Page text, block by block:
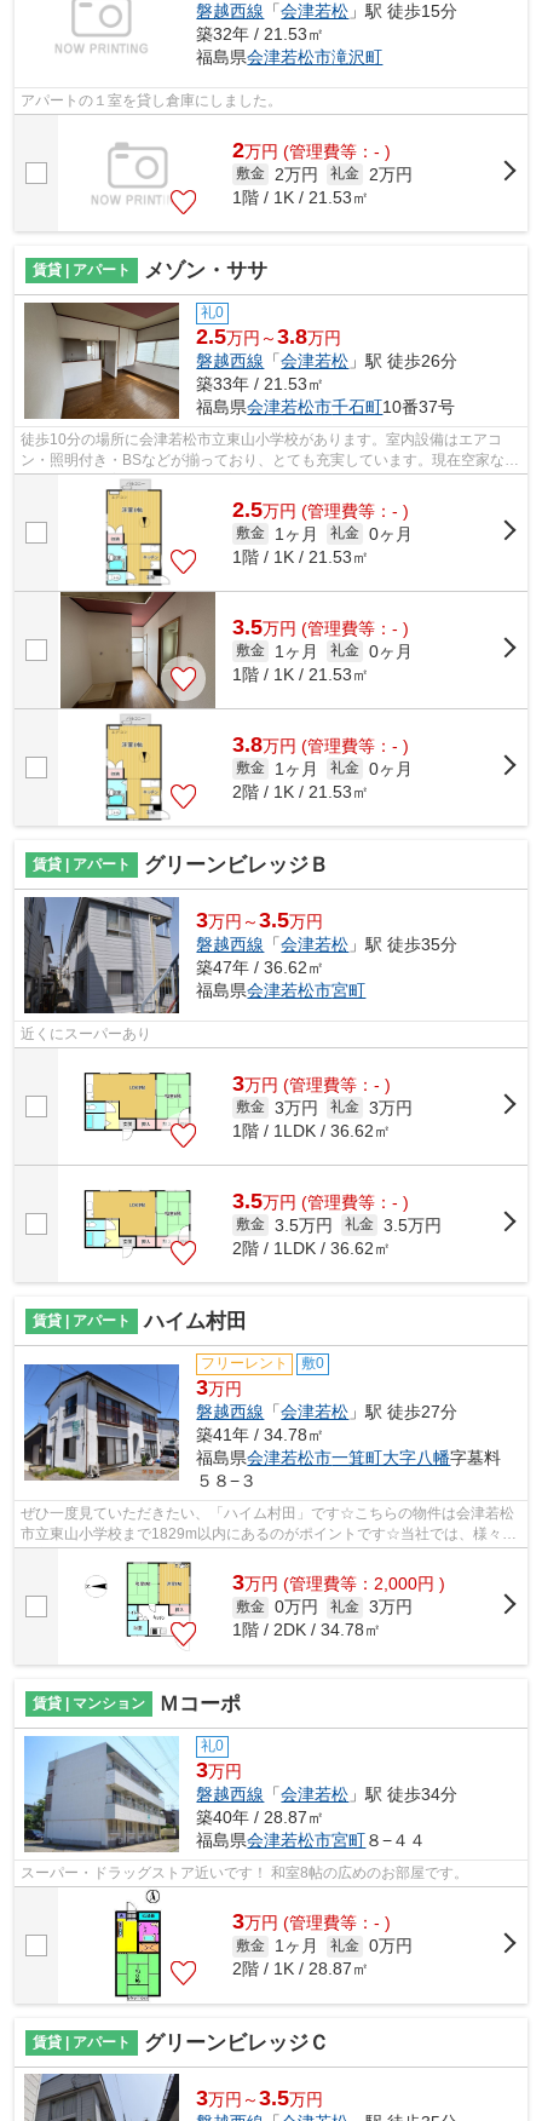
磐越西線 「会津若松 」駅 徒歩15分
築32年 / 21.53㎡
福島県会津若松市滝沢町
アパートの１室を貸し倉庫にしました。
2万円 (管理費等：- )
敷金 2万円 礼金
2万円
1階 / 1K / 21.53㎡
賃貸 | アパート メゾン・ササ
礼0
2.5万円～3.8万円
磐越西線 「会津若松 」駅 徒歩26分
築33年 / 21.53㎡
福島県会津若松市千石町10番37号
徒歩10分の場所に会津若松市立東山小学校があります。室内設備はエアコ
ン・照明付き・BSなどが揃っており、とても充実しています。現在空家なの
で、すぐにご案内できます。浴室に窓が...
2.5万円 (管理費等：- )
敷金 1ヶ月 礼金 0ヶ月
1階 / 1K / 21.53㎡
3.5万円 (管理費等：- )
敷金 1ヶ月 礼金 0ヶ月
1階 / 1K / 21.53㎡
3.8万円 (管理費等：- )
敷金 1ヶ月 礼金 0ヶ月
2階 / 1K / 21.53㎡
賃貸 | アパート グリーンビレッジＢ
3万円～3.5万円
磐越西線 「会津若松 」駅 徒歩35分
築47年 / 36.62㎡
福島県会津若松市宮町
近くにスーパーあり
3万円 (管理費等：- )
敷金 3万円 礼金 3万円
1階 / 1LDK / 36.62㎡
3.5万円 (管理費等：- )
敷金 3.5万円 礼金 3.5万円
2階 / 1LDK / 36.62㎡
賃貸 | アパート ハイム村田
フリーレント 敷0
3万円
磐越西線 「会津若松 」駅 徒歩27分
築41年 / 34.78㎡
福島県会津若松市一箕町大字八幡字墓料
５８−３
ぜひ一度見ていただきたい、「ハイム村田」です☆こちらの物件は会津若松
市立東山小学校まで1829m以内にあるのがポイントです☆当社では、様々な
お客様のニーズに合わせた、豊富な物件情...
3万円 (管理費等：2,000円 )
敷金 0万円 礼金 3万円
1階 / 2DK / 34.78㎡
賃貸 | マンション Ｍコーポ
礼0
3万円
磐越西線 「会津若松 」駅 徒歩34分
築40年 / 28.87㎡
福島県会津若松市宮町８−４４
スーパー・ドラッグストア近いです！ 和室8帖の広めのお部屋です。
3万円 (管理費等：- )
敷金 1ヶ月 礼金 0万円
2階 / 1K / 28.87㎡
賃貸 | アパート グリーンビレッジＣ
3万円～3.5万円